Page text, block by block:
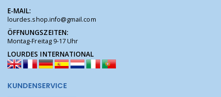
E-MAIL:
lourdes.shop.info@gmail.com
ÖFFNUNGSZEITEN:
Montag-Freitag 9-17 Uhr
LOURDES INTERNATIONAL
KUNDENSERVICE